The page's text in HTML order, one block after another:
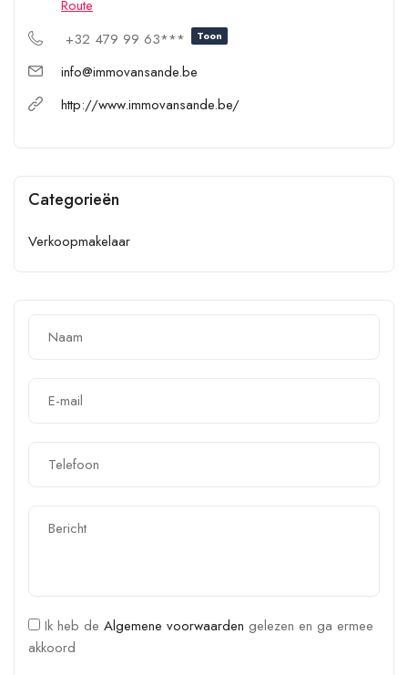
Route
+32 479 99 63***
Toon
info@immovansande.be
http://www.immovansande.be/
Categorieën
Verkoopmakelaar
Ik heb de Algemene voorwaarden gelezen en ga ermee
akkoord